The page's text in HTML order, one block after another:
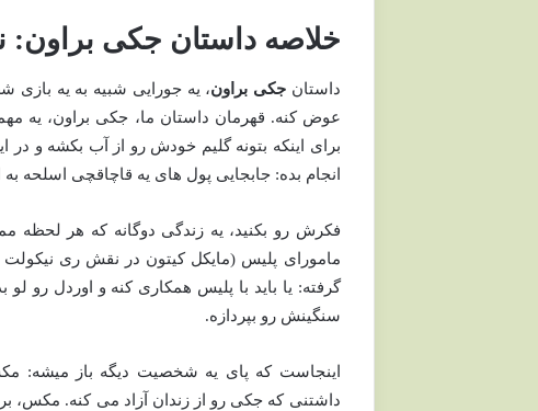
خلاصه داستان جکی براون:
داستانجکی براون، یه جورایی شبیه به یه
عوض کنه. قهرمان داستان ما، جکی براون، یه
برای اینکه بتونه گلیم خودش رو از آب بکشه و در
انجام بده: جابجایی پول های یه قاچاقچی اسلحه
فکرش رو بکنید، یه زندگی دوگانه که هر لحظه
مامورای پلیس (مایکل کیتون در نقش ری نیکولت
گرفته: یا باید با پلیس همکاری کنه و اوردل رو
سنگینش رو بپردازه.
اینجاست که پای یه شخصیت دیگه باز میشه:
داشتنی که جکی رو از زندان آزاد می کنه. مکس،